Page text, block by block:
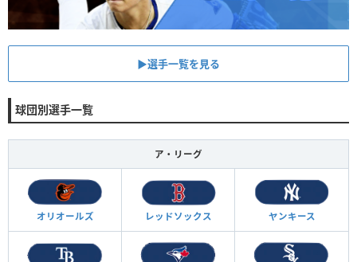
▶︎選手一覧を見る
球団別選手一覧
ア・リーグ
オリオールズ レッドソックス ヤンキース